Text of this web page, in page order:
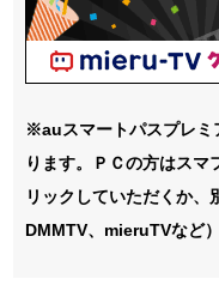
※auスマートパスプレミ
ります。ＰＣの方はスマ
リックしていただくか、
DMMTV、mieruTVなど